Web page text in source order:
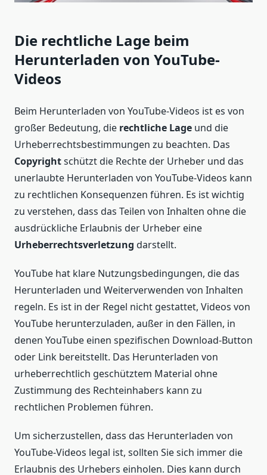
Die rechtliche Lage beim
Herunterladen von YouTube-
Videos
Beim Herunterladen von YouTube-Videos ist es von
großer Bedeutung, die rechtliche Lage und die
Urheberrechtsbestimmungen zu beachten. Das
Copyrightschützt die Rechte der Urheber und das
unerlaubte Herunterladen von YouTube-Videos kann
zu rechtlichen Konsequenzen führen. Es ist wichtig
zu verstehen, dass das Teilen von Inhalten ohne die
ausdrückliche Erlaubnis der Urheber eine
Urheberrechtsverletzung darstellt.
YouTube hat klare Nutzungsbedingungen, die das
Herunterladen und Weiterverwenden von Inhalten
regeln. Es ist in der Regel nicht gestattet, Videos von
YouTube herunterzuladen, außer in den Fällen, in
denen YouTube einen spezifischen Download-Button
oder Link bereitstellt. Das Herunterladen von
urheberrechtlich geschütztem Material ohne
Zustimmung des Rechteinhabers kann zu
rechtlichen Problemen führen.
Um sicherzustellen, dass das Herunterladen von
YouTube-Videos legal ist, sollten Sie sich immer die
Erlaubnis des Urhebers einholen. Dies kann durch